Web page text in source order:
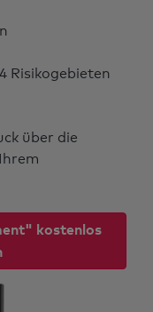
Risikogebieten
über die
kostenlos